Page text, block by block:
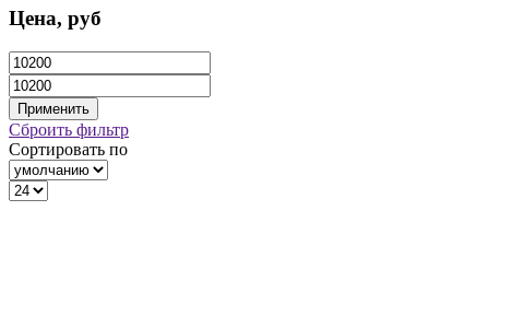
Цена, руб
Сброить фильтр
Сортировать по